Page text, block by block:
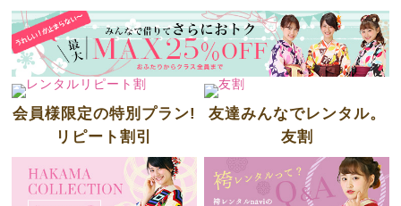
会員様限定の特別プラン!
リピート割引
友達みんなでレンタル。
友割